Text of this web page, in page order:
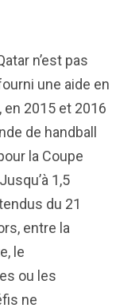
n’est pas
une aide en
2015 et 2016
de handball
la Coupe
1,5
du 21
entre la
le
ou les
ne